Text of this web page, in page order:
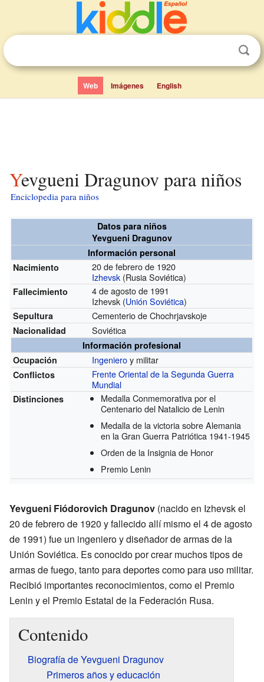
Web Imágenes English
Yevgueni Dragunov para niños
Enciclopedia para niños
Datos para niños
Yevgueni Dragunov
Información personal
Nacimiento
20 de febrero de 1920
Izhevsk (Rusia Soviética)
Fallecimiento
4 de agosto de 1991
Izhevsk (Unión Soviética)
Sepultura Cementerio de Chochrjavskoje
Nacionalidad Soviética
Información profesional
Ocupación
Ingenieroy militar
Conflictos
Frente Oriental de la Segunda Guerra
Mundial
Distinciones
Medalla Conmemorativa por el
Centenario del Natalicio de Lenin
Medalla de la victoria sobre Alemania
en la Gran Guerra Patriótica 1941-1945
Orden de la Insignia de Honor
Premio Lenin
Yevgueni Fiódorovich Dragunov (nacido en Izhevsk el
20 de febrero de 1920 y fallecido allí mismo el 4 de agosto
de 1991) fue un ingeniero y diseñador de armas de la
Unión Soviética. Es conocido por crear muchos tipos de
armas de fuego, tanto para deportes como para uso militar.
Recibió importantes reconocimientos, como el Premio
Lenin y el Premio Estatal de la Federación Rusa.
Contenido
Biografía de Yevgueni Dragunov
Primeros años y educación